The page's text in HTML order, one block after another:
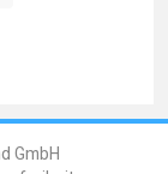
GmbH